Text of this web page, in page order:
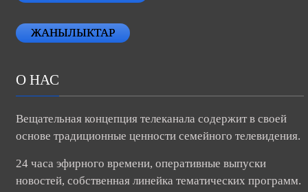
ЖАНЫЛЫКТАР
О НАС
Вещательная концепция телеканала содержит в своей
основе традиционные ценности семейного телевидения.
24 часа эфирного времени, оперативные выпуски
новостей, собственная линейка тематических программ.